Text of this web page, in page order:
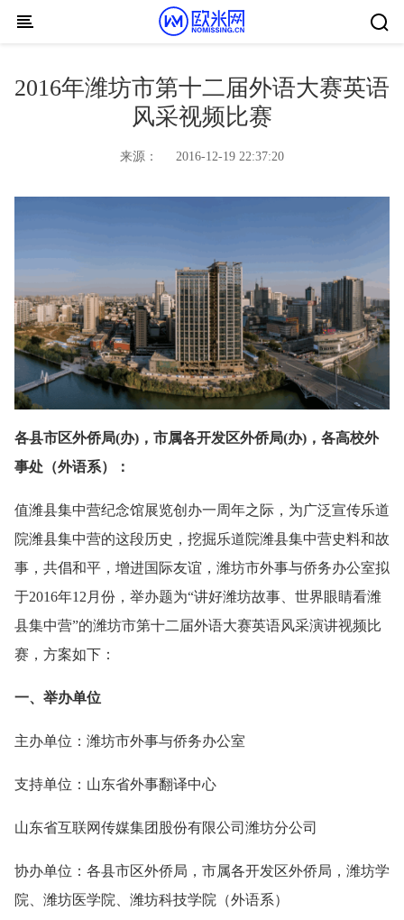
Skip to content
2016年潍坊市第十二届外语大赛英语
风采视频比赛
来源： 2016-12-19 22:37:20
各县市区外侨局(办)，市属各开发区外侨局(办)，各高校外
事处（外语系）：
值潍县集中营纪念馆展览创办一周年之际，为广泛宣传乐道
院潍县集中营的这段历史，挖掘乐道院潍县集中营史料和故
事，共倡和平，增进国际友谊，潍坊市外事与侨务办公室拟
于2016年12月份，举办题为“讲好潍坊故事、世界眼睛看潍
县集中营”的潍坊市第十二届外语大赛英语风采演讲视频比
赛，方案如下：
一、举办单位
主办单位：潍坊市外事与侨务办公室
支持单位：山东省外事翻译中心
山东省互联网传媒集团股份有限公司潍坊分公司
协办单位：各县市区外侨局，市属各开发区外侨局，潍坊学
院、潍坊医学院、潍坊科技学院（外语系）